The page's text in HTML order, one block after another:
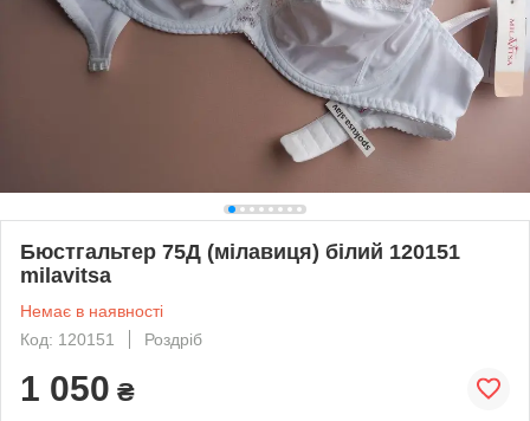
Бюстгальтер 75Д (мілавиця) білий 120151
milavitsa
Немає в наявності
Код: 120151
Роздріб
1 050 ₴